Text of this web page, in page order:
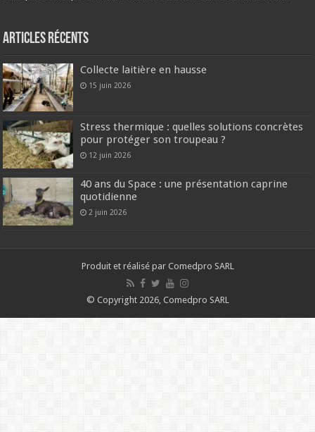
Articles récents
Collecte laitière en hausse
15 juin 2026
Stress thermique : quelles solutions concrètes
pour protéger son troupeau ?
12 juin 2026
40 ans du Space : une présentation caprine
quotidienne
2 juin 2026
Produit et réalisé par Comedpro SARL
© Copyright 2026, Comedpro SARL